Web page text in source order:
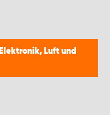
Elektronik, Luft und